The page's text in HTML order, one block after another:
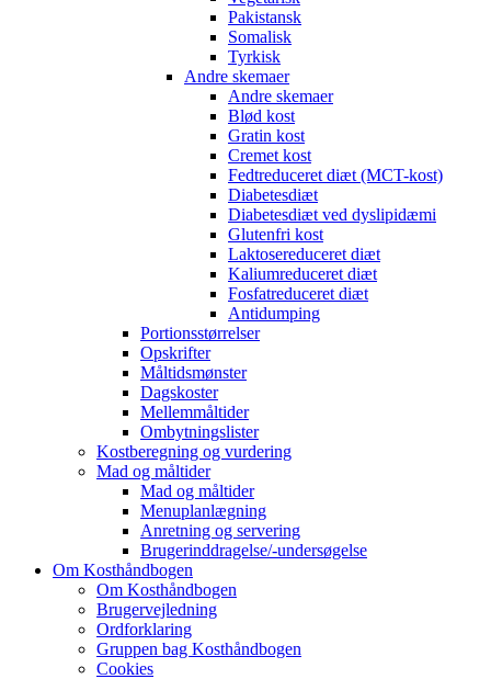
Pakistansk
Somalisk
Tyrkisk
Andre skemaer
Andre skemaer
Blød kost
Gratin kost
Cremet kost
Fedtreduceret diæt (MCT-kost)
Diabetesdiæt
Diabetesdiæt ved dyslipidæmi
Glutenfri kost
Laktosereduceret diæt
Kaliumreduceret diæt
Fosfatreduceret diæt
Antidumping
Portionsstørrelser
Opskrifter
Måltidsmønster
Dagskoster
Mellemmåltider
Ombytningslister
Kostberegning og vurdering
Mad og måltider
Mad og måltider
Menuplanlægning
Anretning og servering
Brugerinddragelse/-undersøgelse
Om Kosthåndbogen
Om Kosthåndbogen
Brugervejledning
Ordforklaring
Gruppen bag Kosthåndbogen
Cookies